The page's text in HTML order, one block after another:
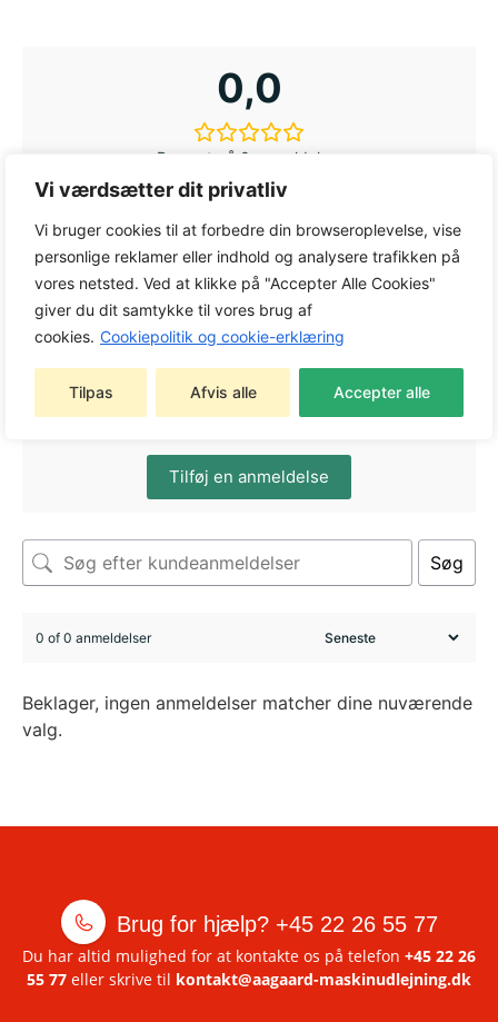
Vi værdsætter dit privatliv
Vi bruger cookies til at forbedre din browseroplevelse, vise
personlige reklamer eller indhold og analysere trafikken på
vores netsted. Ved at klikke på "Accepter Alle Cookies"
giver du dit samtykke til vores brug af
cookies. Cookiepolitik og cookie-erklæring
Tilpas Afvis alle Accepter alle
0,0
Baseret på 0 anmeldelser
5
0%
4
0%
3
2
Tilføj en anmeldelse
Søg
0 of 0 anmeldelser
Beklager, ingen anmeldelser matcher dine nuværende
valg.
Brug for hjælp? +45 22 26 55 77
Du har altid mulighed for at kontakte os på telefon +45 22 26
55 77 eller skrive til kontakt@aagaard-maskinudlejning.dk